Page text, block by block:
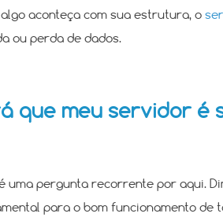
aconteça com sua estrutura, o
ou perda de dados.
que meu servidor é
uma pergunta recorrente por aqui.
para o bom funcionamento de